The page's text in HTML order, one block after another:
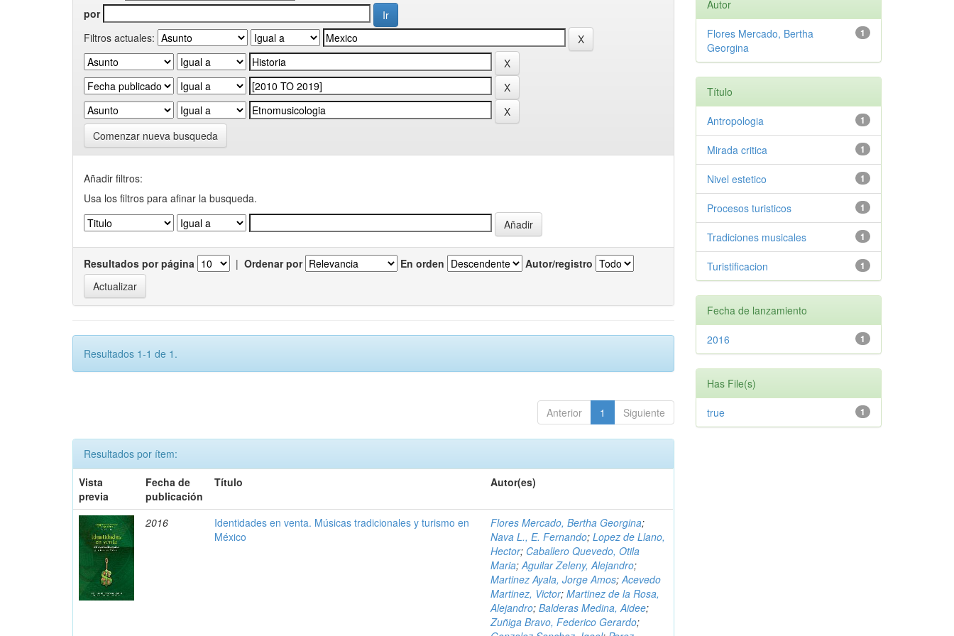
por
Filtros actuales:
Comenzar nueva busqueda
Añadir filtros:
Usa los filtros para afinar la busqueda.
Resultados por página | Ordenar por En orden Autor/registro
Resultados 1-1 de 1.
Anterior 1 Siguiente
Resultados por ítem:
Vista
previa
Fecha de
publicación
Título Autor(es)
2016
Identidades en venta. Músicas tradicionales y turismo en
México
Flores Mercado, Bertha Georgina;
Nava L., E. Fernando;Lopez de Llano,
Hector; Caballero Quevedo, Otila
Maria;Aguilar Zeleny, Alejandro;
Martinez Ayala, Jorge Amos;Acevedo
Martinez, Victor;Martinez de la Rosa,
Alejandro;Balderas Medina, Aidee;
Zuñiga Bravo, Federico Gerardo;
Autor
1
Flores Mercado, Bertha
Georgina
Título
1
Antropologia
1
Mirada critica
1
Nivel estetico
1
Procesos turisticos
1
Tradiciones musicales
1
Turistificacion
Fecha de lanzamiento
1
2016
Has File(s)
1
true